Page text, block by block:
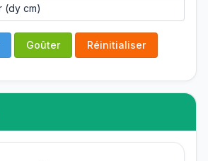
Goûter Réinitialiser